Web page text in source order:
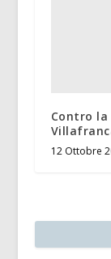
Contro
12 Ottobre